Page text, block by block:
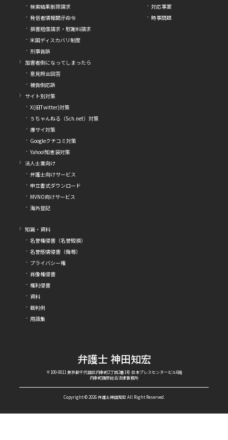
検索結果削除請求
発信者情報開示命令
損害賠償請求・慰謝料請求
米国ディスカバリ制度
刑事告訴
加害者側になってしまったら
意見照会回答
被告側応訴
サイト別対策
X(旧Twitter)対策
５ちゃんねる（5ch.net）対策
爆サイ対策
Googleクチコミ対策
Yahoo!知恵袋対策
法人士業向け
弁護士向けサービス
申立書式ダウンロード
MVNO向けサービス
海外登記
対応事案
時事問題
知識・資料
名誉権侵害（名誉毀損）
名誉感情侵害（侮辱）
プライバシー権
肖像権侵害
権利侵害
資料
裁判例
用語集
弁護士 神田知宏
〒100-0011 東京都千代田区内幸町2丁目2番1号 日本プレスセンタービル6階
内幸町国際総合法律事務所
Copyright © 2026 弁護士神田知宏 All Right Reserved.